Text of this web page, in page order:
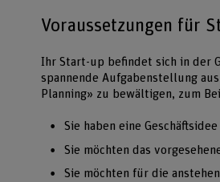
Voraussetzungen für
Ihr Start-up befindet sich in der
spannende Aufgabenstellung
Planning» zu bewältigen, zum
Sie haben eine
Sie möchten das
Sie möchten für die